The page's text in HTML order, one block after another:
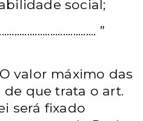
social;
”
O valor máximo das
de que trata o art.
será fixado